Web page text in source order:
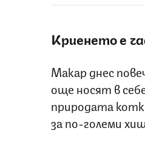
Криенето е
Макар днес
още носят в
природата
за по-големи